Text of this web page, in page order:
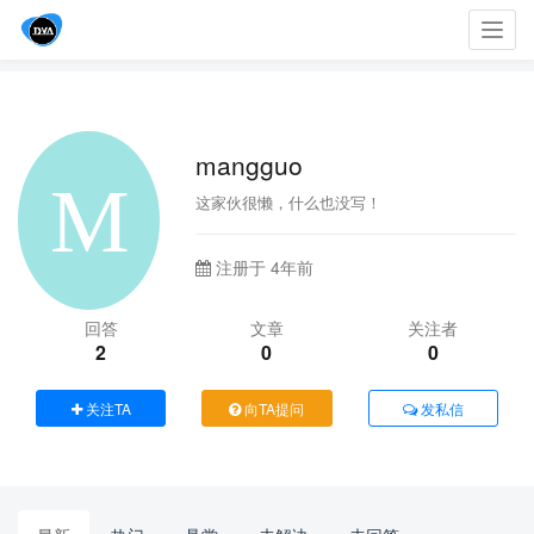
mangguo
这家伙很懒，什么也没写！
注册于 4年前
回答
2
文章
0
关注者
0
关注TA 向TA提问 发私信